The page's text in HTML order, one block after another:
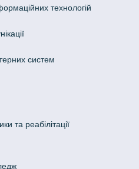
технологій
систем
та реабілітації